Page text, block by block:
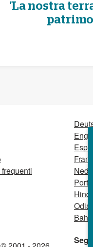
'La nostra
Hindi
Odia